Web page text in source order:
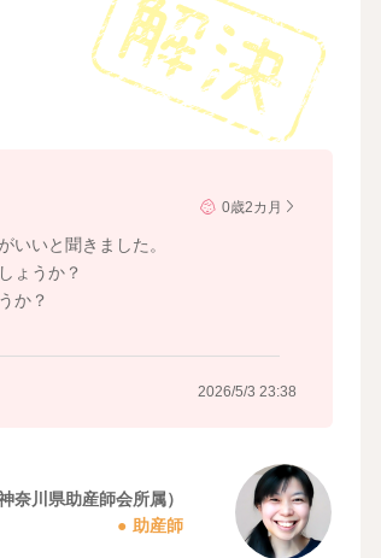
0歳2カ月
いいと聞きました。
ょうか？
か？
2026/5/3 23:38
奈川県助産師会所属）
助産師